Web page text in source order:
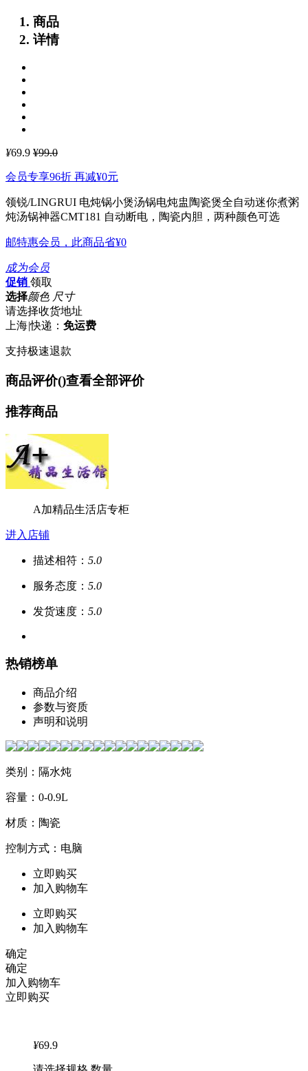
商品
详情
¥69.9 ¥99.0
会员专享96折 再减¥0元
领锐/LINGRUI 电炖锅小煲汤锅电炖盅陶瓷煲全自动迷你煮粥
炖汤锅神器CMT181 自动断电，陶瓷内胆，两种颜色可选
邮特惠会员，此商品省¥0
成为会员
促销 领取
选择颜色 尺寸
请选择收货地址
上海|快递： 免运费
支持极速退款
商品评价()查看全部评价
推荐商品
A加精品生活店专柜
进入店铺
描述相符： 5.0
服务态度： 5.0
发货速度： 5.0
热销榜单
商品介绍
参数与资质
声明和说明
类别：隔水炖
容量：0-0.9L
材质：陶瓷
控制方式：电脑
立即购买
加入购物车
立即购买
加入购物车
确定
确定
加入购物车
立即购买
¥69.9